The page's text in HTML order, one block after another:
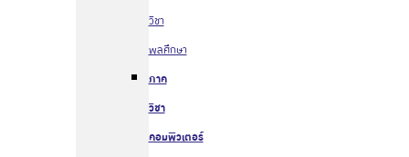
วิชา
พลศึกษา
ภาค
วิชา
คอมพิวเตอร์